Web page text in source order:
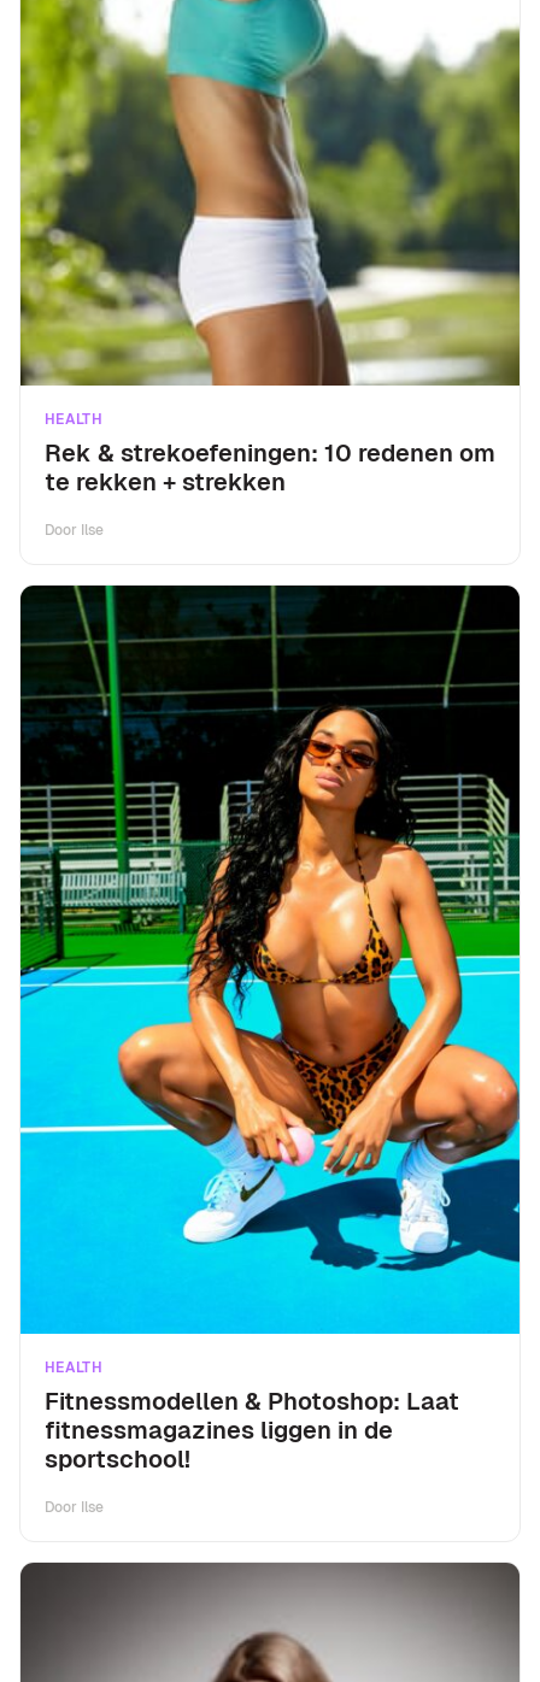
HEALTH
Rek & strekoefeningen: 10 redenen om
te rekken + strekken
Door Ilse
HEALTH
Fitnessmodellen & Photoshop: Laat
fitnessmagazines liggen in de
sportschool!
Door Ilse